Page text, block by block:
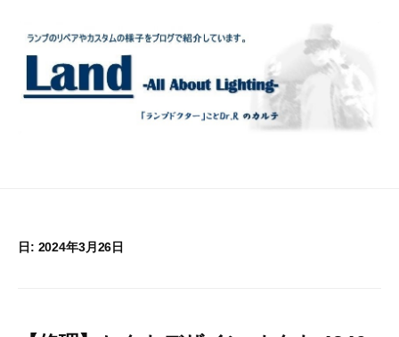
日: 2024年3月26日